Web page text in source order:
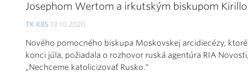
Josephom Wertom a irkutským biskupom
TK KBS 13.10.2020
Nového pomocného biskupa Moskovskej arcidiecézy,
konci júla, požiadala o rozhovor ruská agentúra RIA
„Nechceme katolicizovať Rusko.“